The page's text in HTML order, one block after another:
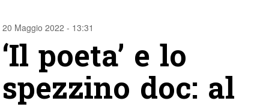
20 Maggio 2022 - 13:31
‘Il poeta’ e lo
spezzino doc: al